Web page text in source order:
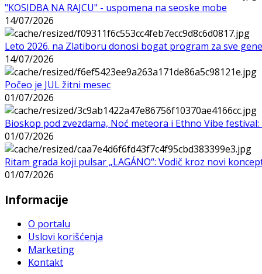
"KOSIDBA NA RAJCU" - uspomena na seoske mobe
14/07/2026
Leto 2026. na Zlatiboru donosi bogat program za sve
14/07/2026
Počeo je JUL žitni mesec
01/07/2026
Bioskop pod zvezdama, Noć meteora i Ethno Vibe
01/07/2026
Ritam grada koji pulsar „LAGÁNO“: Vodič kroz novi
01/07/2026
Informacije
O portalu
Uslovi korišćenja
Marketing
Kontakt